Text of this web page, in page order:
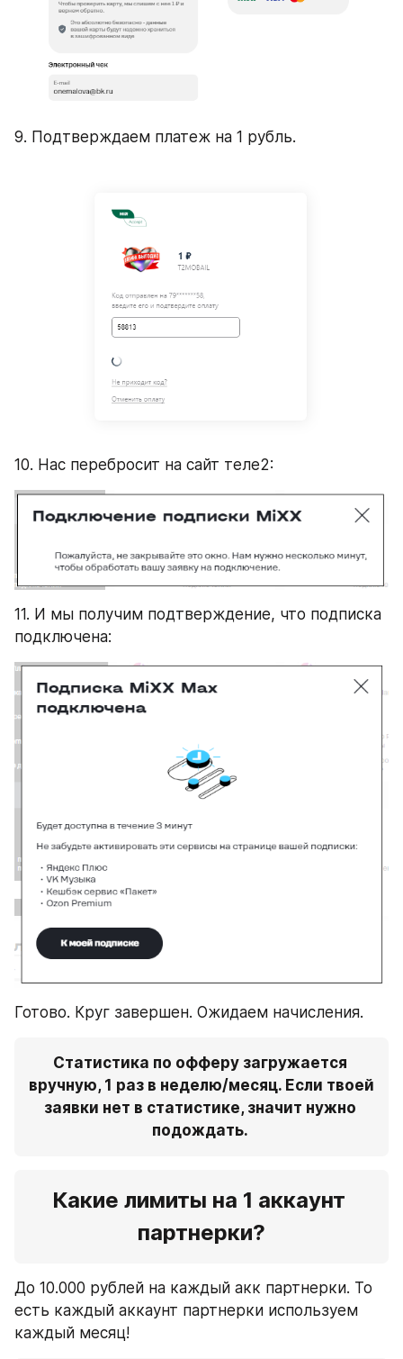
9. Подтверждаем платеж на 1 рубль.
10. Нас перебросит на сайт теле2:
11. И мы получим подтверждение, что подписка
подключена:
Готово. Круг завершен. Ожидаем начисления.
Статистика по офферу загружается
вручную, 1 раз в неделю/месяц. Если твоей
заявки нет в статистике, значит нужно
подождать.
Какие лимиты на 1 аккаунт
партнерки?
До 10.000 рублей на каждый акк партнерки. То
есть каждый аккаунт партнерки используем
каждый месяц!